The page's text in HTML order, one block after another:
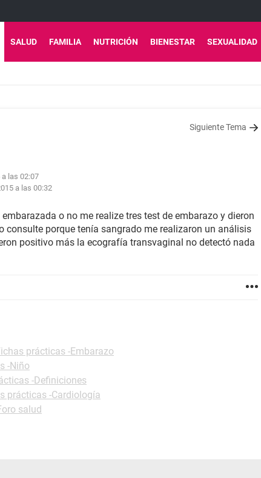
SALUD FAMILIA NUTRICIÓN BIENESTAR SEXUALIDAD
Siguiente Tema
las 02:07
a las 00:32
o no me realize tres test de embarazo y dieron
consulte porque tenía sangrado me realizaron un análisis
positivo más la ecografía transvaginal no detectó nada
prácticas -Embarazo
-Niño
-Definiciones
prácticas -Cardiología
salud